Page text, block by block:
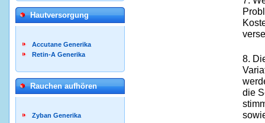
Hautversorgung
Accutane Generika
Retin-A Generika
Rauchen aufhören
Zyban Generika
8.
die